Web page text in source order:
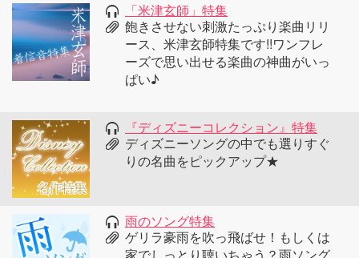
「米津玄師」特集
飽きさせない刺激たっぷり楽曲リリ
ース、米津玄師特集です!!ワンフレ
ーズで思い出せる楽曲の神曲がいっ
ぱい♪
『ディズニーコレクション』特集
ディズニーソングの中でも選りすぐ
りの名曲をピックアップ★
雨のソング特集
ゲリラ豪雨を吹っ飛ばせ！もしくは